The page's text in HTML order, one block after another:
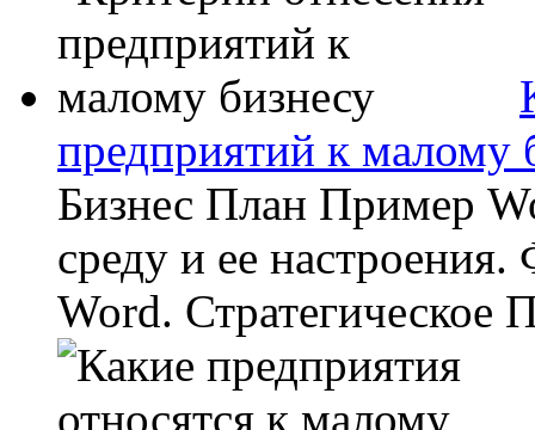
предприятий к малому
Бизнес План Пример
среду и ее
Word. Стратегическое